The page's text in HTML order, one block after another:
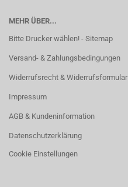
MEHR ÜBER...
Bitte Drucker wählen! - Sitemap
Versand- & Zahlungsbedingungen
Widerrufsrecht & Widerrufsformular
Impressum
AGB & Kundeninformation
Datenschutzerklärung
Cookie Einstellungen